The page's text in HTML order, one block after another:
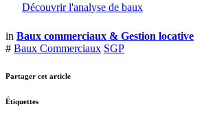
Découvrir l'analyse de baux
in Baux commerciaux & Gestion locative
# Baux Commerciaux SGP
Partager cet article
Étiquettes